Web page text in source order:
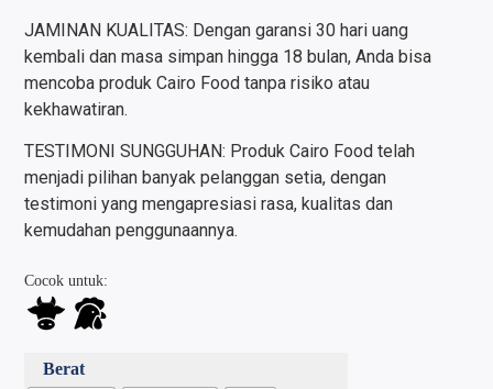
JAMINAN KUALITAS: Dengan garansi 30 hari uang
kembali dan masa simpan hingga 18 bulan, Anda bisa
mencoba produk Cairo Food tanpa risiko atau
kekhawatiran.
TESTIMONI SUNGGUHAN: Produk Cairo Food telah
menjadi pilihan banyak pelanggan setia, dengan
testimoni yang mengapresiasi rasa, kualitas dan
kemudahan penggunaannya.
Cocok untuk:
Berat